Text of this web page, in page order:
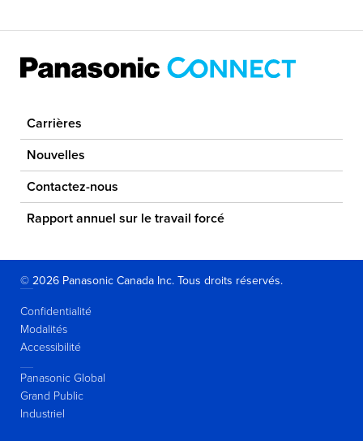
Carrières
Nouvelles
Contactez-nous
Rapport annuel sur le travail forcé
© 2026 Panasonic Canada Inc. Tous droits réservés.
Confidentialité
Modalités
Accessibilité
Panasonic Global
Grand Public
Industriel